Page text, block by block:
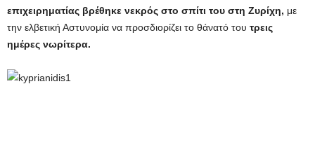
επιχειρηματίας βρέθηκε νεκρός στο σπίτι του στη Ζυρίχη, με
την ελβετική Αστυνομία να προσδιορίζει το θάνατό του τρεις
ημέρες νωρίτερα.